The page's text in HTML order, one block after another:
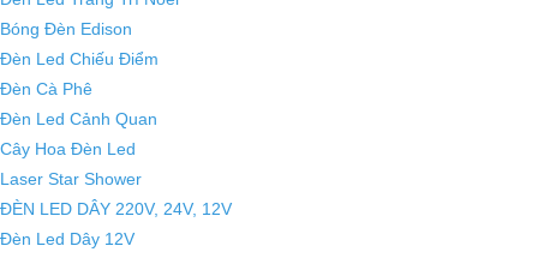
Bóng Đèn Edison
Đèn Led Chiếu Điểm
Đèn Cà Phê
Đèn Led Cảnh Quan
Cây Hoa Đèn Led
Laser Star Shower
ĐÈN LED DÂY 220V, 24V, 12V
Đèn Led Dây 12V